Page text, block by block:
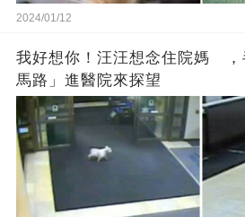
2024/01/12
我好想你！汪汪想念住院媽 ，
馬路」進醫院來探望